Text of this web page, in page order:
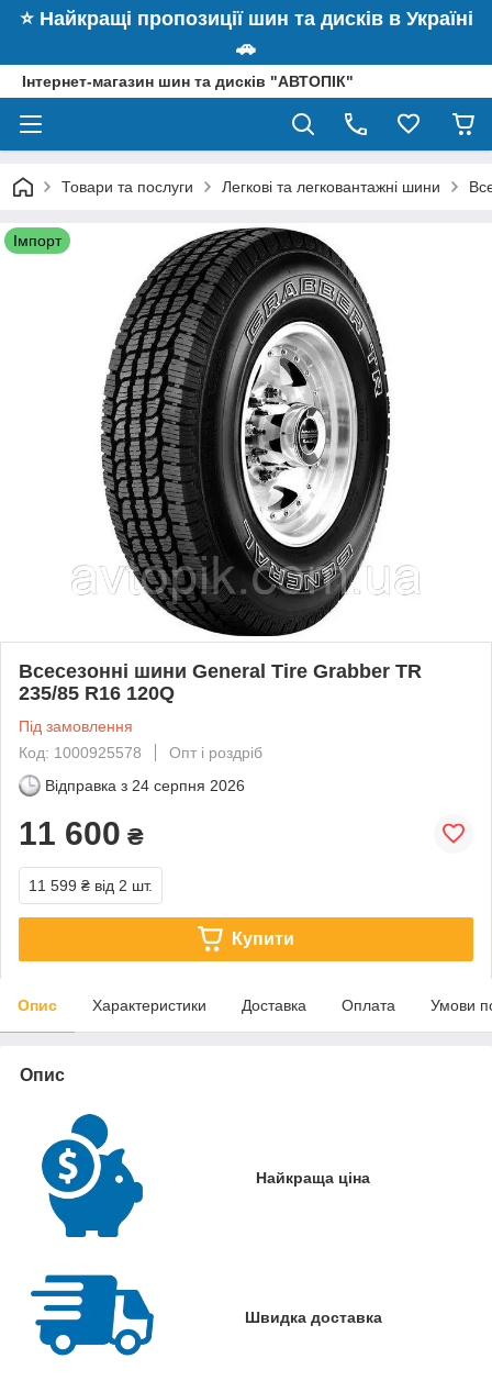
⭐️ Найкращі пропозиції шин та дисків в Україні
🚗
Інтернет-магазин шин та дисків "АВТОПІК"
Товари та послуги Легкові та легковантажні шини
Імпорт
Всесезонні шини General Tire Grabber TR
235/85 R16 120Q
Під замовлення
Код: 1000925578
Опт і роздріб
Відправка з 24 серпня 2026
11 600 ₴
11 599 ₴ від 2 шт.
Купити
Опис Характеристики Доставка Оплата Умови
Опис
Найкраща ціна
Швидка доставка